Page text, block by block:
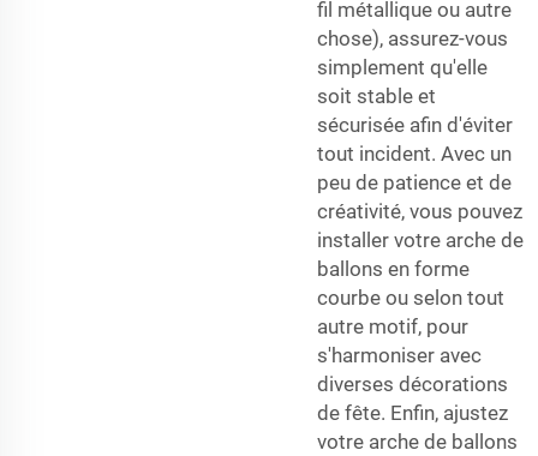
fil métallique ou autre
chose), assurez-vous
simplement qu'elle
soit stable et
sécurisée afin d'éviter
tout incident. Avec un
peu de patience et de
créativité, vous pouvez
installer votre arche de
ballons en forme
courbe ou selon tout
autre motif, pour
s'harmoniser avec
diverses décorations
de fête. Enfin, ajustez
votre arche de ballons